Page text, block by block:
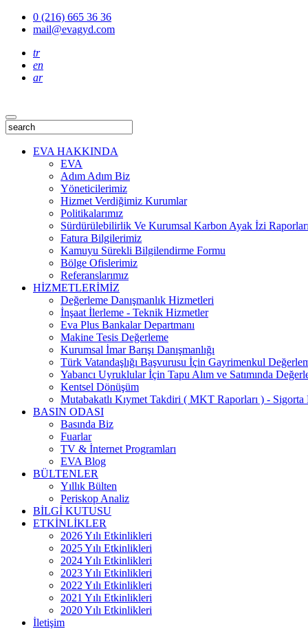
0 (216) 665 36 36
mail@evagyd.com
tr
en
ar
EVA HAKKINDA
EVA
Adım Adım Biz
Yöneticilerimiz
Hizmet Verdiğimiz Kurumlar
Politikalarımız
Sürdürülebilirlik Ve Kurumsal Karbon Ayak İzi
Fatura Bilgilerimiz
Kamuyu Sürekli Bilgilendirme Formu
Bölge Ofislerimiz
Referanslarımız
HİZMETLERİMİZ
Değerleme Danışmanlık Hizmetleri
İnşaat İlerleme - Teknik Hizmetler
Eva Plus Bankalar Departmanı
Makine Tesis Değerleme
Kurumsal İmar Barışı Danışmanlığı
Türk Vatandaşlığı Başvurusu İçin Gayrimenkul
Yabancı Uyruklular İçin Tapu Alım ve Satımında
Kentsel Dönüşüm
Mutabakatlı Kıymet Takdiri ( MKT Raporları ) - Sigorta
BASIN ODASI
Basında Biz
Fuarlar
TV & İnternet Programları
EVA Blog
BÜLTENLER
Yıllık Bülten
Periskop Analiz
BİLGİ KUTUSU
ETKİNLİKLER
2026 Yılı Etkinlikleri
2025 Yılı Etkinlikleri
2024 Yılı Etkinlikleri
2023 Yılı Etkinlikleri
2022 Yılı Etkinlikleri
2021 Yılı Etkinlikleri
2020 Yılı Etkinlikleri
İletişim